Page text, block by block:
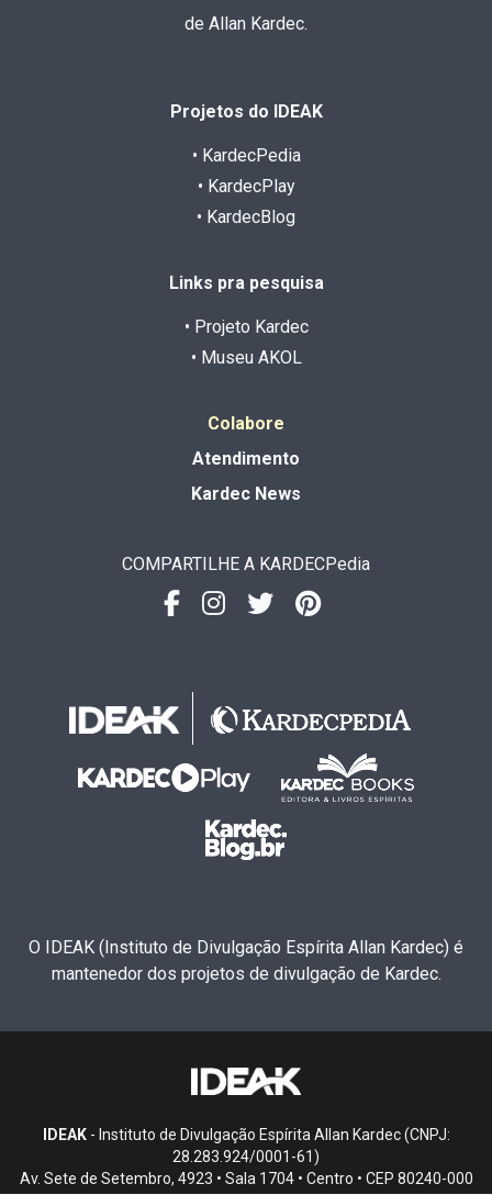
de Allan Kardec.
Projetos do IDEAK
• KardecPedia
• KardecPlay
• KardecBlog
Links pra pesquisa
• Projeto Kardec
• Museu AKOL
Colabore
Atendimento
Kardec News
COMPARTILHE A KARDECPedia
O IDEAK (Instituto de Divulgação Espírita Allan Kardec) é
mantenedor dos projetos de divulgação de Kardec.
IDEAK- Instituto de Divulgação Espírita Allan Kardec (CNPJ:
28.283.924/0001-61)
Av. Sete de Setembro, 4923 • Sala 1704 • Centro • CEP 80240-000